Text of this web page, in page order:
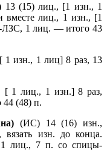
13 (15) лиц., [1 изн., 1
вместе лиц., 1 изн., [1
ЛЗС, 1 лиц. — итого 43
изн., 1 лиц] 8 раз, 13
1 лиц., 1 изн.] 8 раз,
(48) п.
(ИС) 14 (16) изн.,
изн. до конца.
лиц., 7 п. со спицы-